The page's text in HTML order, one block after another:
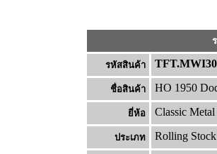
รหัสสินค้า
ชื่อสินค้า HO 1950
ยี่ห้อ Classic
ประเภท Rolling Stock